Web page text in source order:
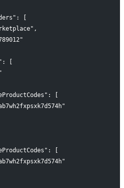
[
[
[
[